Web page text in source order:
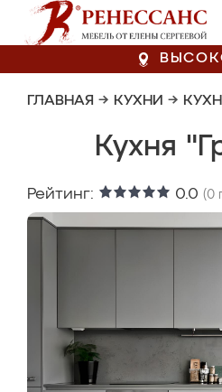
ГЛАВНАЯ → КУХНИ →
Кухня
Рейтинг: 0.0 (0